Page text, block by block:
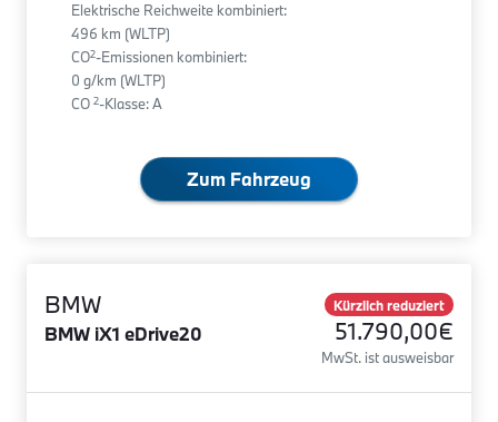
Elektrische Reichweite kombiniert:
496 km (WLTP)
CO2-Emissionen kombiniert:
0 g/km (WLTP)
CO 2-Klasse: A
Zum Fahrzeug
BMW
BMW iX1 eDrive20
Kürzlich reduziert
51.790,00€
MwSt. ist ausweisbar